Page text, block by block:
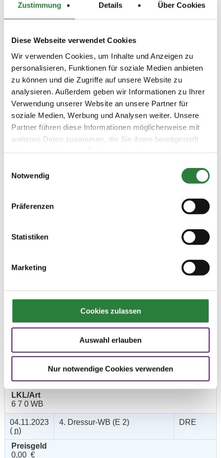
Zustimmung Details Über Cookies
Diese Webseite verwendet Cookies
Wir verwenden Cookies, um Inhalte und Anzeigen zu
personalisieren, Funktionen für soziale Medien anbieten
zu können und die Zugriffe auf unsere Website zu
analysieren. Außerdem geben wir Informationen zu Ihrer
Verwendung unserer Website an unsere Partner für
soziale Medien, Werbung und Analysen weiter. Unsere
Partner führen diese Informationen möglicherweise mit
weiteren Daten zusammen, die Sie ihnen bereitgestellt
Notwendig
Präferenzen
Statistiken
Marketing
Cookies zulassen
Auswahl erlauben
Nur notwendige Cookies verwenden
Ergebnisse:
Zu den Ergebnissen auf www.fn-erfolgsdaten.de
Prüfungen
Disziplin
(v)
DRE
04.11.2023
DRE
LKL/Art
3 4 5 LP
(v)
0,00 €
LKL/Art
6 7 0 WB
04.11.2023
( n)
4. Dressur-WB (E 2) DRE
Preisgeld
0,00 €